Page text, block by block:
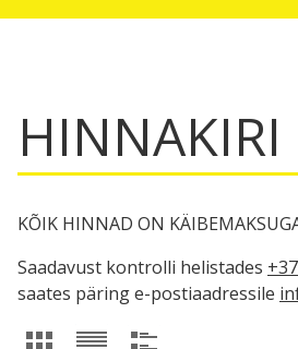
HINNAKIRI
KÕIK HINNAD ON
Saadavust kontrolli helistades
saates päring e-postiaadressile